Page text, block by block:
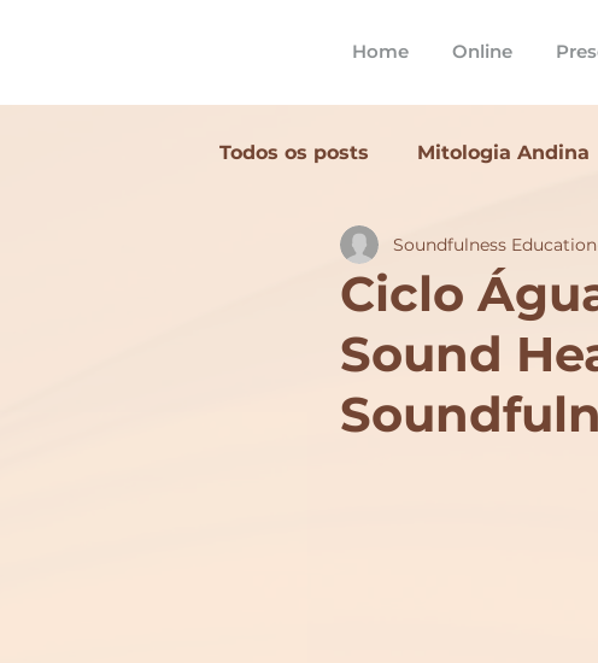
Home Online
Todos os posts Mitologia Andina
Terapia Sonora Cacau
Ritual de Som Cerimônias
Ciclo
Sound
Soundfulness Education